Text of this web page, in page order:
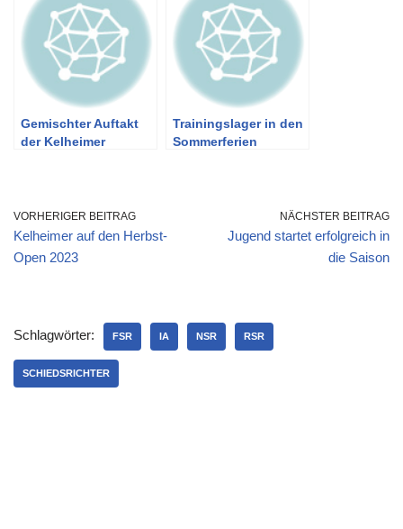
Gemischter Auftakt
der Kelheimer
Trainingslager in den
Sommerferien
VORHERIGER BEITRAG
Kelheimer auf den Herbst-
Open 2023
NÄCHSTER BEITRAG
Jugend startet erfolgreich in
die Saison
Schlagwörter: FSR IA NSR RSR
SCHIEDSRICHTER